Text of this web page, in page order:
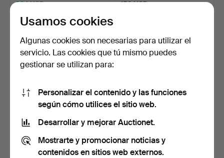
264 USD 159 USD
FUNKIS: Silla cantilever de
acero cromado,…
5 horas 34 min
modelo B20, Kragstu…
5 horas 44 min
Usamos cookies
Algunas cookies son necesarias para utilizar el
servicio. Las cookies que tú mismo puedes
gestionar se utilizan para:
Personalizar el contenido y las funciones
según cómo utilices el sitio web.
Desarrollar y mejorar Auctionet.
Mostrarte y promocionar noticias y
contenidos en sitios web externos.